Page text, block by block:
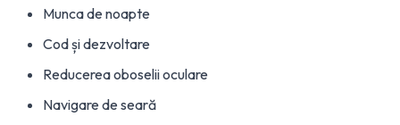
Munca de noapte
Cod și dezvoltare
Reducerea oboselii oculare
Navigare de seară